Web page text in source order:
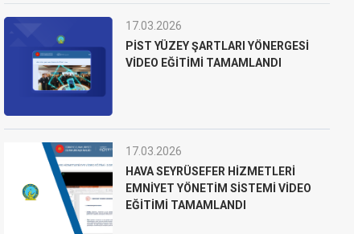
17.03.2026
PİST YÜZEY ŞARTLARI YÖNERGESİ
VİDEO EĞİTİMİ TAMAMLANDI
17.03.2026
HAVA SEYRÜSEFER HİZMETLERİ
EMNİYET YÖNETİM SİSTEMİ VİDEO
EĞİTİMİ TAMAMLANDI